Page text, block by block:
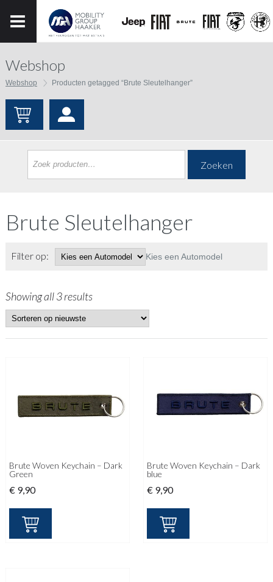
Webshop
Webshop Producten getagged “Brute Sleutelhanger”
Zoeken
Brute Sleutelhanger
Filter op: Kies een Automodel
Showing all 3 results
Brute Woven Keychain – Dark
Green
€ 9,90
Brute Woven Keychain – Dark
blue
€ 9,90